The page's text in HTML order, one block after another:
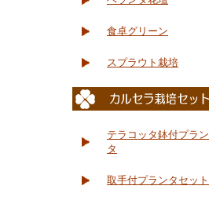
食卓グリーン
スプラウト栽培
テラコッタ鉢付プラン
タ
取手付プランタセット